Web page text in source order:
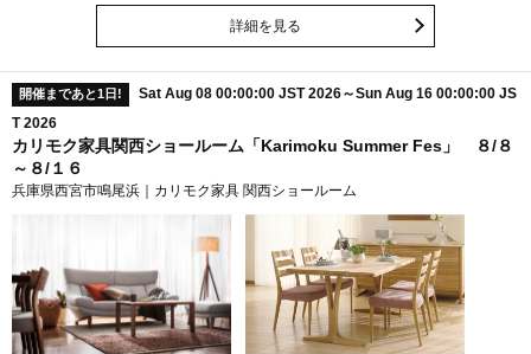
詳細を見る
開催まであと1日!
Sat Aug 08 00:00:00 JST 2026～Sun Aug 16 00:00:00 JS
T 2026
カリモク家具関西ショールーム「Karimoku Summer Fes」 ８/８
～８/１６
兵庫県西宮市鳴尾浜｜カリモク家具 関西ショールーム